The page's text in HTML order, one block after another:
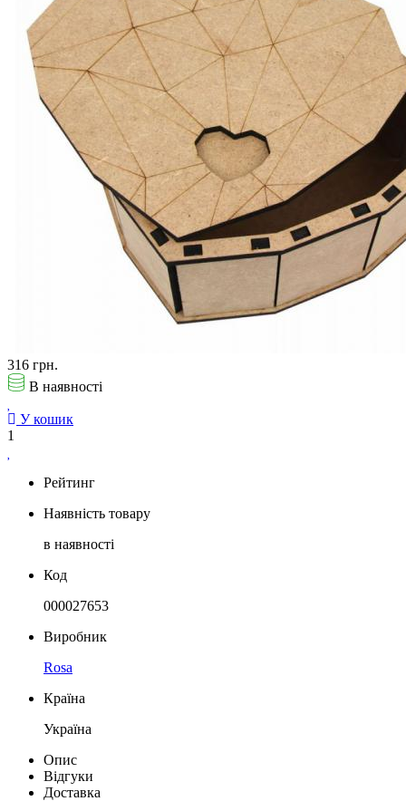
316 грн.
В наявності
У кошик
1
Рейтинг
Наявність товару
в наявності
Код
000027653
Виробник
Rosa
Країна
Україна
Опис
Відгуки
Доставка